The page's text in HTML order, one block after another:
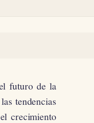
futuro de la
tendencias
crecimiento